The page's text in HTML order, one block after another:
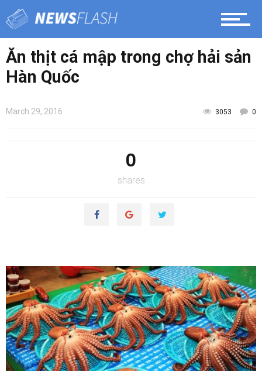
Ăn thịt cá mập trong chợ hải sản
Hàn Quốc
March 29, 2016 3053 0
0
shares